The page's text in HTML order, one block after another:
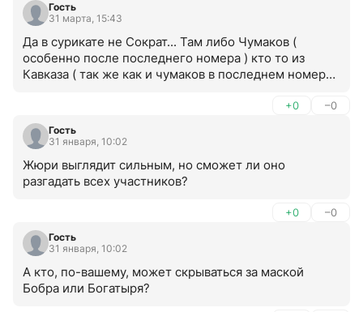
Гость
31 марта, 15:43
Да в сурикате не Сократ... Там либо Чумаков (
особенно после последнего номера ) кто то из
Кавказа ( так же как и чумаков в последнем номере )
+0 –0
Гость
31 января, 10:02
Жюри выглядит сильным, но сможет ли оно
разгадать всех участников?
+0 –0
Гость
31 января, 10:02
А кто, по-вашему, может скрываться за маской
Бобра или Богатыря?